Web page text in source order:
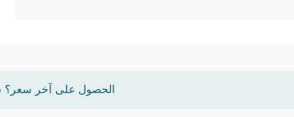
الحصول على آخر سعر؟